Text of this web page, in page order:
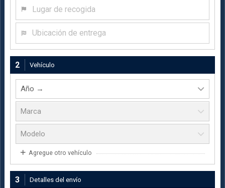
2 Vehículo
Agregue otro vehículo
3 Detalles del envío